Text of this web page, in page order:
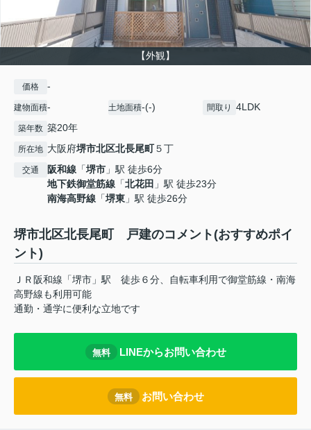
【外観】
価格 -
建物面積- 土地面積-(-) 間取り 4LDK
築年数 築20年
所在地 大阪府堺市北区北長尾町５丁
交通 阪和線 「堺市 」駅 徒歩6分
地下鉄御堂筋線 「北花田 」駅 徒歩23分
南海高野線 「堺東 」駅 徒歩26分
堺市北区北長尾町 戸建のコメント(おすすめポイ
ント)
ＪＲ阪和線「堺市」駅 徒歩６分、自転車利用で御堂筋線・南海
高野線も利用可能
通勤・通学に便利な立地です
無料 LINEからお問い合わせ
無料 お問い合わせ